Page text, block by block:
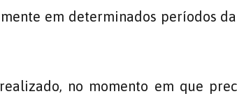
em determinados períodos
no momento em que